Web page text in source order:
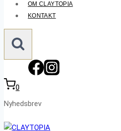
OM CLAYTOPIA
KONTAKT
0
Nyhedsbrev